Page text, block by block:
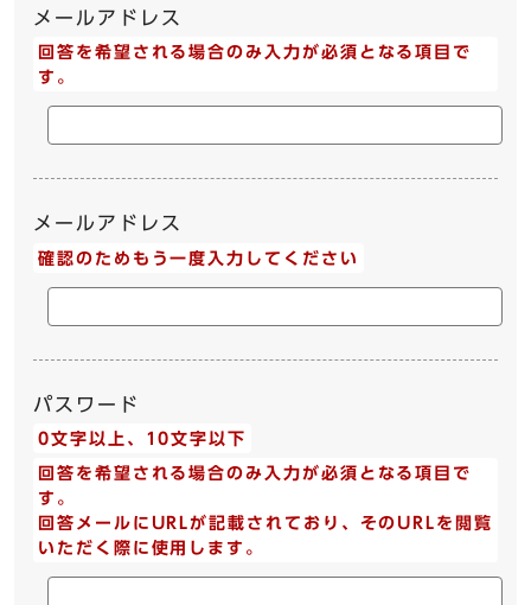
メールアドレス
回答を希望される場合のみ入力が必須となる項目で
す。
メールアドレス
確認のためもう一度入力してください
パスワード
0文字以上、10文字以下
回答を希望される場合のみ入力が必須となる項目で
す。
回答メールにURLが記載されており、そのURLを閲覧
いただく際に使用します。